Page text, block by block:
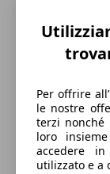
162 km/h
Velocità
Diesel
Carburante
Per offrire
le nostre
terzi nonché
loro
accedere
utilizzato e a